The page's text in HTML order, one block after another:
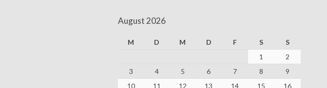
August 2026
M D M D F S
S
1
2
3
4 5 6 7 8
9
10
11 12 13 14 15
16